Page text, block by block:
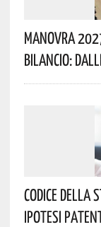
Manovra
Bilancio:
Codice Della
Ipotesi